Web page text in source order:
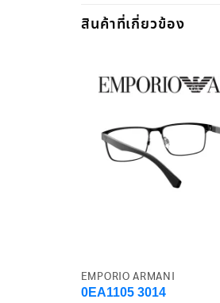
สินค้าที่เกี่ยวข้อง
EMPORIO ARMANI
0EA1105 3014